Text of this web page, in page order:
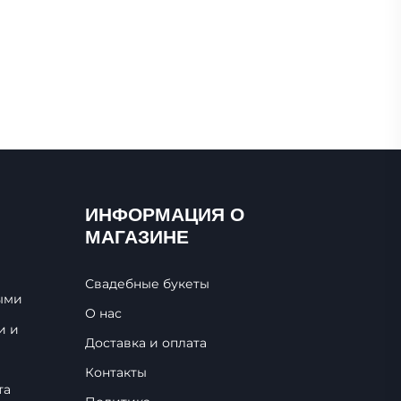
и
ИНФОРМАЦИЯ О
МАГАЗИНЕ
Свадебные букеты
О нас
Доставка и оплата
Контакты